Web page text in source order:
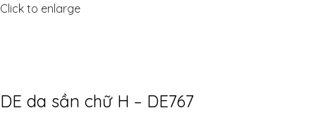
Click to enlarge
DE da sần chữ H – DE767